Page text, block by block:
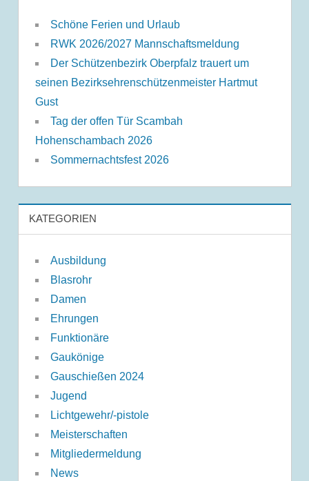
Schöne Ferien und Urlaub
RWK 2026/2027 Mannschaftsmeldung
Der Schützenbezirk Oberpfalz trauert um
seinen Bezirksehrenschützenmeister Hartmut
Gust
Tag der offen Tür Scambah
Hohenschambach 2026
Sommernachtsfest 2026
KATEGORIEN
Ausbildung
Blasrohr
Damen
Ehrungen
Funktionäre
Gaukönige
Gauschießen 2024
Jugend
Lichtgewehr/-pistole
Meisterschaften
Mitgliedermeldung
News